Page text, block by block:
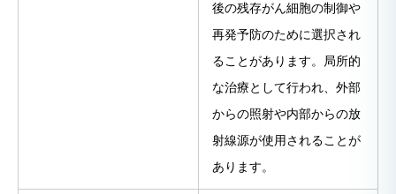
後の残存がん細胞の制御や
再発予防のために選択され
ることがあります。局所的
な治療として行われ、外部
からの照射や内部からの放
射線源が使用されることが
あります。